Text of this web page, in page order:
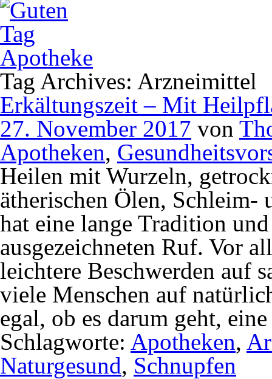
Tag Archives: Arzneimittel
Erkältungszeit – Mit
27. November 2017 von
Apotheken,
Heilen mit Wurzeln,
ätherischen Ölen,
hat eine lange Tradition
ausgezeichneten Ruf. Vor
leichtere Beschwerden auf
viele Menschen auf
egal, ob es darum geht,
Schlagworte: Apotheken,
Naturgesund, Schnupfen